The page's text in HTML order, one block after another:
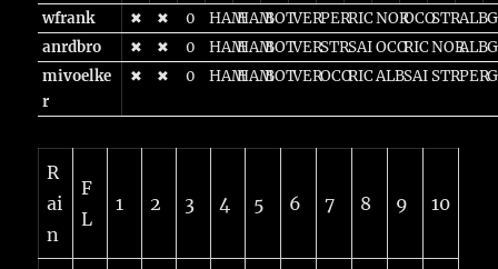
wfrank ✖ ✖ 0 HAMHAMBOTVERPERRIC NOROCOSTRALB
anrdbro
✖ ✖ 0 HAMHAMBOTVERSTRSAI OCORIC NORALB
mivoelke
r
✖ ✖ 0 HAMHAMBOTVEROCORIC ALBSAI STRPER
R
ai
n
F
L
1 2 3 4 5 6 7 8 9 10